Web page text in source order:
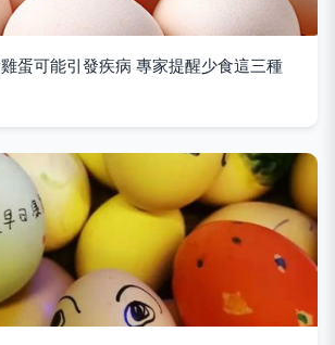
蛋可能引發疾病 專家提醒少食這三種